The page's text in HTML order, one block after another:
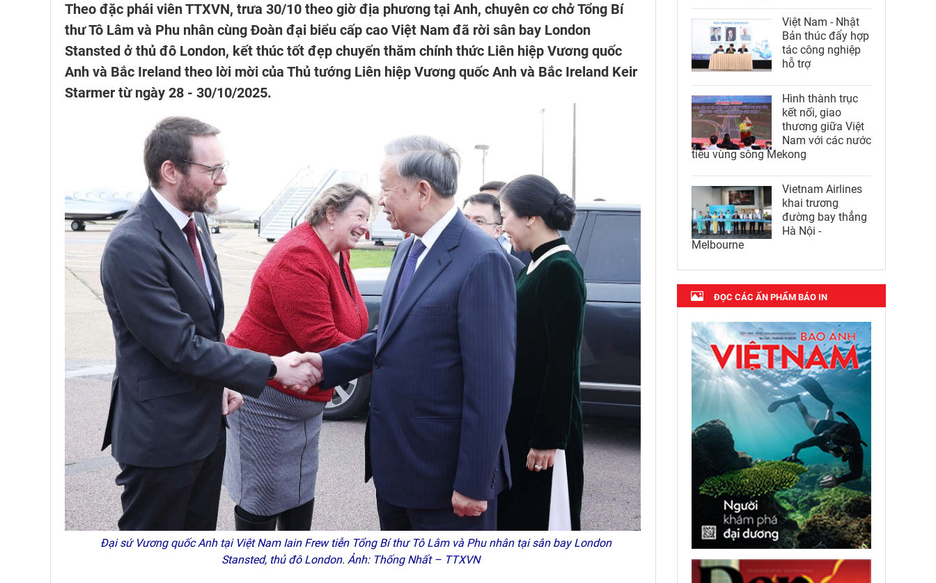
Theo đặc phái viên TTXVN, trưa 30/10 theo giờ địa phương tại Anh, chuyên cơ chở Tổng Bí
thư Tô Lâm và Phu nhân cùng Đoàn đại biểu cấp cao Việt Nam đã rời sân bay London
Stansted ở thủ đô London, kết thúc tốt đẹp chuyến thăm chính thức Liên hiệp Vương quốc
Anh và Bắc Ireland theo lời mời của Thủ tướng Liên hiệp Vương quốc Anh và Bắc Ireland Keir
Starmer từ ngày 28 - 30/10/2025.
Đại sứ Vương quốc Anh tại Việt Nam Iain Frew tiễn Tổng Bí thư Tô Lâm và Phu nhân tại sân bay London
Stansted, thủ đô London. Ảnh: Thống Nhất – TTXVN
Việt Nam - Nhật
Bản thúc đẩy hợp
tác công nghiệp
hỗ trợ
Hình thành trục
kết nối, giao
thương giữa Việt
Nam với các nước
tiểu vùng sông Mekong
Vietnam Airlines
khai trương
đường bay thẳng
Hà Nội -
Melbourne
ĐỌC CÁC ẤN PHẨM BÁO IN